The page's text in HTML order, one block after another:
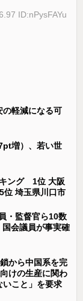
ID:nPysFAYu
の軽減になる可
増）、若い世
キング 1位 大阪
位 埼玉県川口市
・監督官ら10数
会議員が事実確
から中国系を完
けの生産に関わ
いこと」を要求